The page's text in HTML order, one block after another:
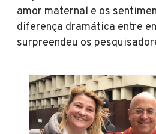
amor maternal e os
diferença dramática entre
surpreendeu os